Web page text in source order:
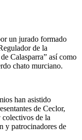
un jurado formado
de la
Calasparra” así como
chato murciano.
han asistido
de Ceclor,
colectivos de la
y patrocinadores de